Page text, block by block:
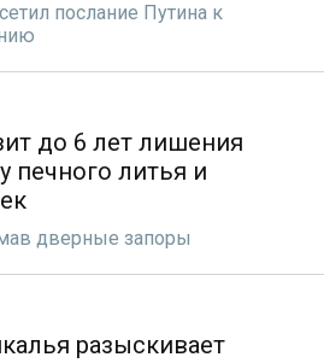
послание Путина к
до 6 лет лишения
печного литья и
дверные запоры
разыскивает